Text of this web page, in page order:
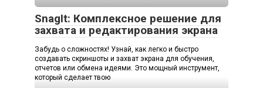
SnagIt: Комплексное решение для
захвата и редактирования экрана
Забудь о сложностях! Узнай, как легко и быстро
создавать скриншоты и захват экрана для обучения,
отчетов или обмена идеями. Это мощный инструмент,
который сделает твою